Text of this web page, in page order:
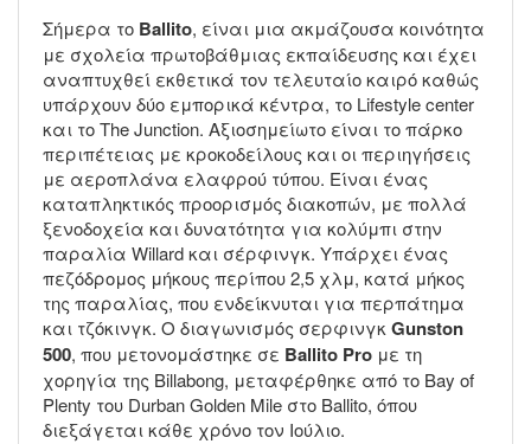
Σήμερα το Ballito, είναι μια ακμάζουσα κοινότητα
με σχολεία πρωτοβάθμιας εκπαίδευσης και έχει
αναπτυχθεί εκθετικά τον τελευταίο καιρό καθώς
υπάρχουν δύο εμπορικά κέντρα, το Lifestyle center
και το The Junction. Αξιοσημείωτο είναι το πάρκο
περιπέτειας με κροκοδείλους και οι περιηγήσεις
με αεροπλάνα ελαφρού τύπου. Είναι ένας
καταπληκτικός προορισμός διακοπών, με πολλά
ξενοδοχεία και δυνατότητα για κολύμπι στην
παραλία Willard και σέρφινγκ. Υπάρχει ένας
πεζόδρομος μήκους περίπου 2,5 χλμ, κατά μήκος
της παραλίας, που ενδείκνυται για περπάτημα
και τζόκινγκ. Ο διαγωνισμός σερφινγκGunston
500, που μετονομάστηκε σε Ballito Pro με τη
χορηγία της Billabong, μεταφέρθηκε από το Bay of
Plenty του Durban Golden Mile στο Ballito, όπου
διεξάγεται κάθε χρόνο τον Ιούλιο.